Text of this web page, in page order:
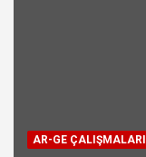
AR-GE ÇALIŞMALARI